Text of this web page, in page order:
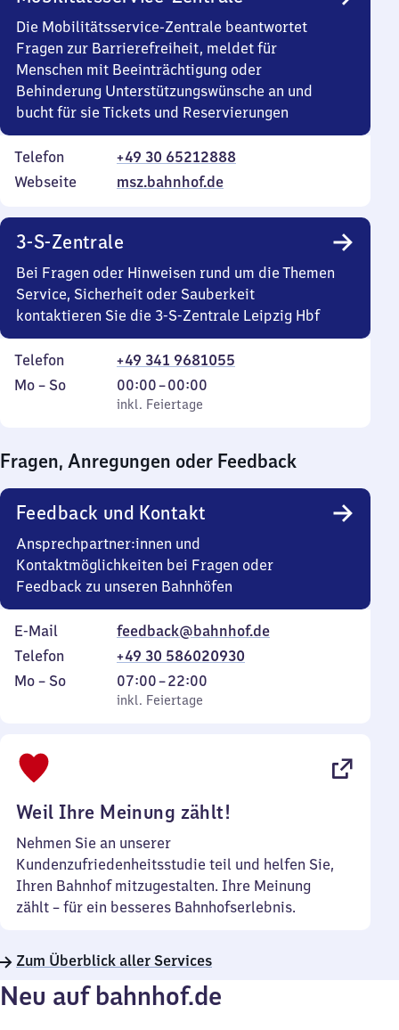
Die Mobilitätsservice-Zentrale beantwortet
Fragen zur Barrierefreiheit, meldet für
Menschen mit Beeinträchtigung oder
Behinderung Unterstützungswünsche an und
bucht für sie Tickets und Reservierungen
Telefon
+49 30 65212888
Webseite
msz.bahnhof.de
3-S-Zentrale
Bei Fragen oder Hinweisen rund um die Themen
Service, Sicherheit oder Sauberkeit
kontaktieren Sie die 3-S-Zentrale Leipzig Hbf
Telefon
+49 341 9681055
Montag
Mo – So,
inkl. Feiertage
00:00–00:00
Von
0
0
Uhr
inkl. Feiertage
Fragen, Anregungen oder Feedback
Feedback und Kontakt
Ansprechpartner:innen und
Kontaktmöglichkeiten bei Fragen oder
Feedback zu unseren Bahnhöfen
E-Mail
feedback@bahnhof.de
Telefon
+49 30 586020930
Montag
Mo – So,
inkl. Feiertage
07:00–22:00
Von
7
inkl. Feiertage
Weil Ihre Meinung zählt!
Nehmen Sie an unserer
Kundenzufriedenheitsstudie teil und helfen Sie,
Ihren Bahnhof mitzugestalten. Ihre Meinung
zählt – für ein besseres Bahnhofserlebnis.
Zum Überblick aller Services
Neu auf bahnhof.de